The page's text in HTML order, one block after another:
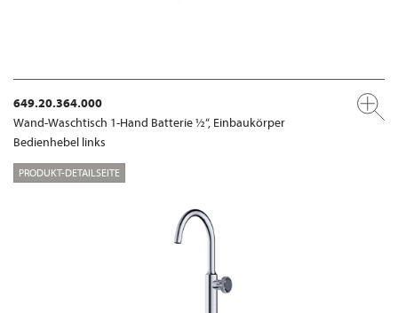
649.20.364.000
Wand-Waschtisch 1-Hand Batterie ½“, Einbaukörper
Bedienhebel links
PRODUKT-DETAILSEITE